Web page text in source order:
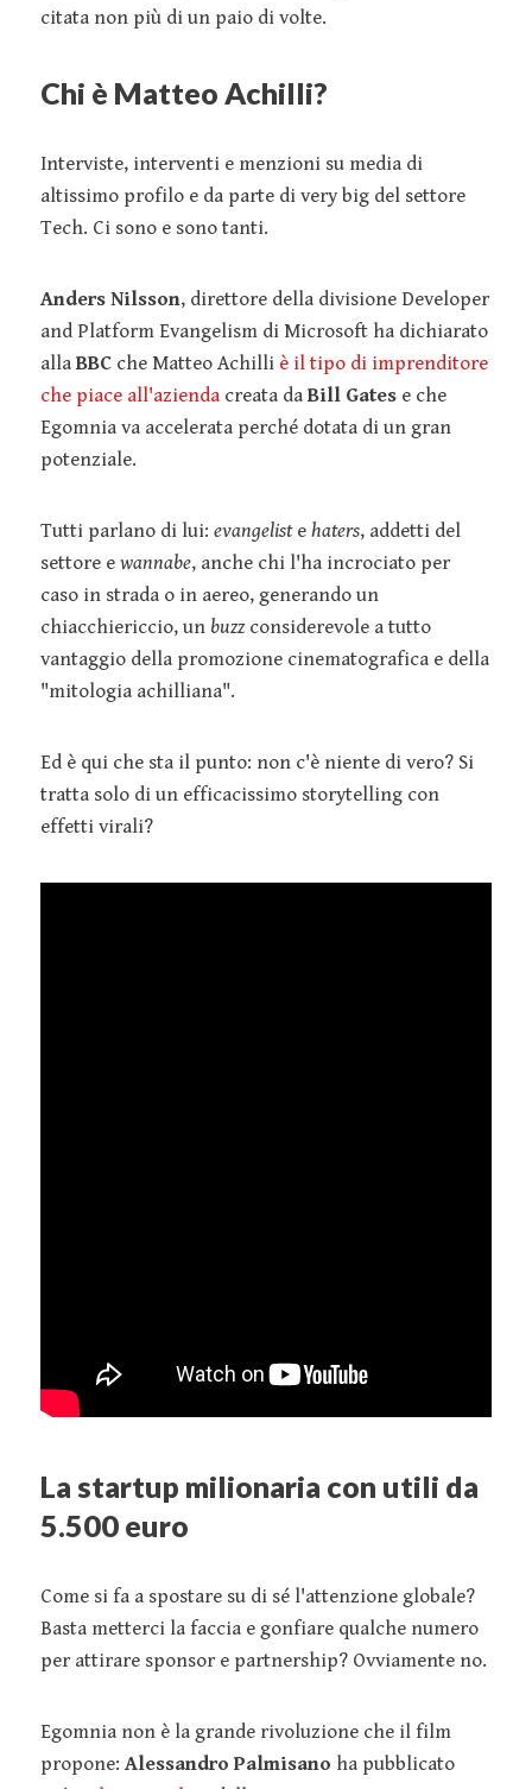
citata non più di un paio di volte.
Chi è Matteo Achilli?
Interviste, interventi e menzioni su media di
altissimo profilo e da parte di very big del settore
Tech. Ci sono e sono tanti.
Anders Nilsson, direttore della divisione Developer
and Platform Evangelism di Microsoft ha dichiarato
alla BBC che Matteo Achilli è il tipo di imprenditore
che piace all'azienda creata da Bill Gates e che
Egomnia va accelerata perché dotata di un gran
potenziale.
Tutti parlano di lui: evangeliste haters, addetti del
settore e wannabe, anche chi l'ha incrociato per
caso in strada o in aereo, generando un
chiacchiericcio, un buzzconsiderevole a tutto
vantaggio della promozione cinematografica e della
"mitologia achilliana".
Ed è qui che sta il punto: non c'è niente di vero? Si
tratta solo di un efficacissimo storytelling con
effetti virali?
La startup milionaria con utili da
5.500 euro
Come si fa a spostare su di sé l'attenzione globale?
Basta metterci la faccia e gonfiare qualche numero
per attirare sponsor e partnership? Ovviamente no.
Egomnia non è la grande rivoluzione che il film
propone: Alessandro Palmisano ha pubblicato